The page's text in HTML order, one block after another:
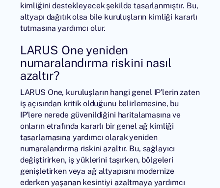
kimliğini destekleyecek şekilde tasarlanmıştır. Bu,
altyapı dağıtık olsa bile kuruluşların kimliği kararlı
tutmasına yardımcı olur.
LARUS One yeniden
numaralandırma riskini nasıl
azaltır?
LARUS One, kuruluşların hangi genel IP'lerin zaten
iş açısından kritik olduğunu belirlemesine, bu
IP'lere nerede güvenildiğini haritalamasına ve
onların etrafında kararlı bir genel ağ kimliği
tasarlamasına yardımcı olarak yeniden
numaralandırma riskini azaltır. Bu, sağlayıcı
değiştirirken, iş yüklerini taşırken, bölgeleri
genişletirken veya ağ altyapısını modernize
ederken yaşanan kesintiyi azaltmaya yardımcı